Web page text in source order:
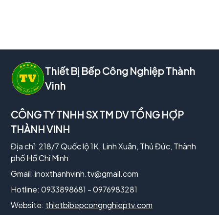
Thiết Bị Bếp Công Nghiệp Thành
Vinh
CÔNG TY TNHH SX TM DV TỔNG HỢP
THÀNH VINH
Địa chỉ: 218/7 Quốc lộ 1K, Linh Xuân, Thủ Đức, Thành
phố Hồ Chí Minh
Gmail: inoxthanhvinh.tv@gmail.com
Hotline: 0933898681 - 0976983281
Website: thietbibepcongnghieptv.com